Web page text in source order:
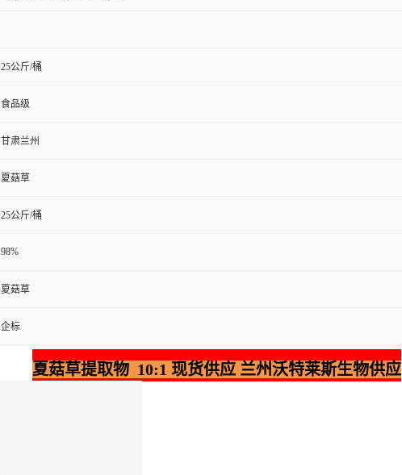
25公斤/桶
食品级
甘肃兰州
夏菇草
25公斤/桶
98%
夏菇草
企标
夏菇草提取物 10:1 现货供应 兰州沃特莱斯生物供应